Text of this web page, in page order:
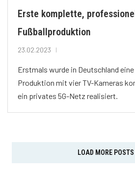
Erste komplette,
Fußballproduktion
23.02.2023
Erstmals wurde in Deutschland
Produktion mit vier TV-Kameras
ein privates 5G-Netz realisiert.
LOAD MORE POSTS